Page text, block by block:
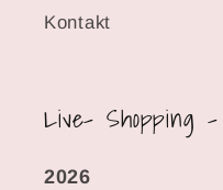
Kontakt
Live- Shopping
2026